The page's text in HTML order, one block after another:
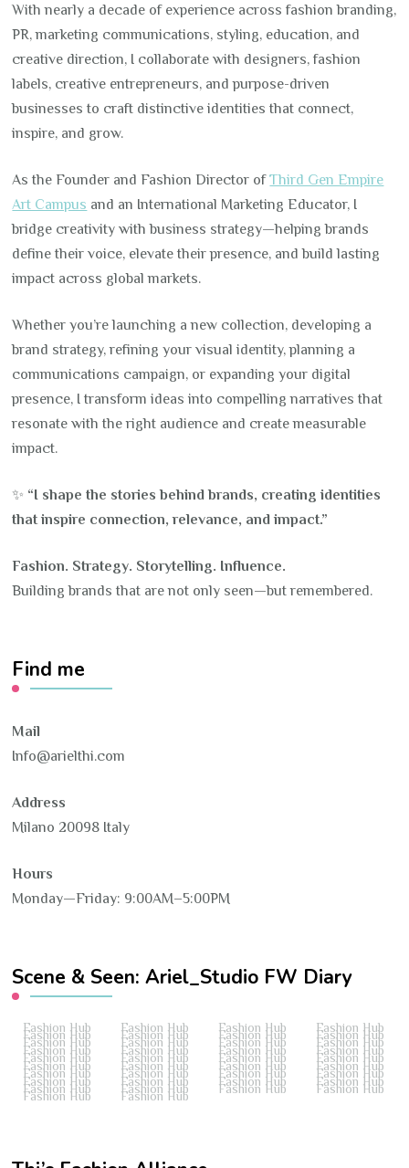
With nearly a decade of experience across fashion branding,
PR, marketing communications, styling, education, and
creative direction, I collaborate with designers, fashion
labels, creative entrepreneurs, and purpose-driven
businesses to craft distinctive identities that connect,
inspire, and grow.
As the Founder and Fashion Director ofThird Gen Empire
Art Campus and an International Marketing Educator, I
bridge creativity with business strategy—helping brands
define their voice, elevate their presence, and build lasting
impact across global markets.
Whether you’re launching a new collection, developing a
brand strategy, refining your visual identity, planning a
communications campaign, or expanding your digital
presence, I transform ideas into compelling narratives that
resonate with the right audience and create measurable
impact.
✨ “I shape the stories behind brands, creating identities
that inspire connection, relevance, and impact.”
Fashion. Strategy. Storytelling. Influence.
Building brands that are not only seen—but remembered.
Find me
Mail
Info@arielthi.com
Address
Milano 20098 Italy
Hours
Monday—Friday: 9:00AM–5:00PM
Scene & Seen: Ariel_Studio FW Diary
Fashion Hub Fashion Hub Fashion Hub Fashion Hub
Fashion Hub Fashion Hub Fashion Hub Fashion Hub
Fashion Hub Fashion Hub Fashion Hub Fashion Hub
Fashion Hub Fashion Hub Fashion Hub Fashion Hub
Fashion Hub Fashion Hub Fashion Hub Fashion Hub
Fashion Hub Fashion Hub Fashion Hub Fashion Hub
Fashion Hub Fashion Hub Fashion Hub Fashion Hub
Fashion Hub Fashion Hub Fashion Hub Fashion Hub
Fashion Hub Fashion Hub Fashion Hub Fashion Hub
Fashion Hub Fashion Hub